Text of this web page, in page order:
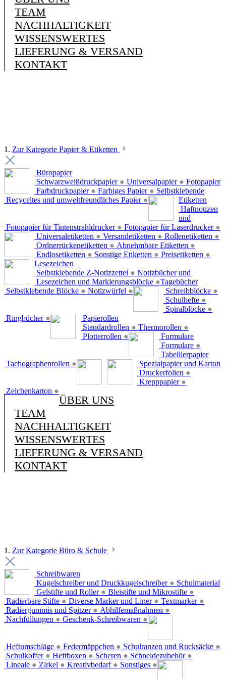
TEAM
NACHHALTIGKEIT
WISSENSWERTES
LIEFERUNG & VERSAND
KONTAKT
1. Zur Kategorie Papier & Etiketten
Büropapier
Schwarzweißdruckpapier ● Universalpapier ●
Farbdruckpapier ● Farbiges Papier ●
Recyceltes und umweltfreundliches Papier ●
Fotopapier
Fotopapier für Tintenstrahldrucker ● Fotopapier für Laserdrucker ●
Selbstklebende
Etiketten
Universaletiketten ● Versandetiketten ● Rollenetiketten ●
Ordnerrückenetiketten ● Abnehmbare Etiketten ●
Endlosetiketten ● Sonstige Etiketten ● Preisetiketten ●
Haftnotizen
und
Lesezeichen
Selbstklebende Z-Notizzettel ●
Lesezeichen und Markierungsblöcke ●
Selbstklebende Blöcke ● Notizwürfel ●
Notizbücher und
Tagebücher
Schreibblöcke ●
Schulhefte ●
Spiralblöcke ●
Ringbücher ●
Papierollen
Standardrollen ● Thermorollen ●
Plotterrollen ●
Formulare
Formulare ●
Tachographenrollen ●
Tabellierpapier
Spezialpapier und Karton
Druckerfolien ●
Krepppapier ●
Zeichenkarton ●
ÜBER UNS
TEAM
NACHHALTIGKEIT
WISSENSWERTES
LIEFERUNG & VERSAND
KONTAKT
1. Zur Kategorie Büro & Schule
Schreibwaren
Kugelschreiber und Druckkugelschreiber ●
Gelstifte und Roller ● Bleistifte und Mikrostifte ●
Radierbare Stifte ● Diverse Marker und Liner ● Textmarker ●
Radiergummis und Spitzer ● Abhilfemaßnahmen ●
Nachfüllungen ● Geschenk-Schreibwaren ●
Schulmaterial
Heftumschläge ● Federmäppchen ● Schulranzen und Rucksäcke ●
Schulkoffer ● Heftboxen ● Scheren ● Schneidezubehör ●
Lineale ● Zirkel ● Kreativbedarf ● Sonstiges ●